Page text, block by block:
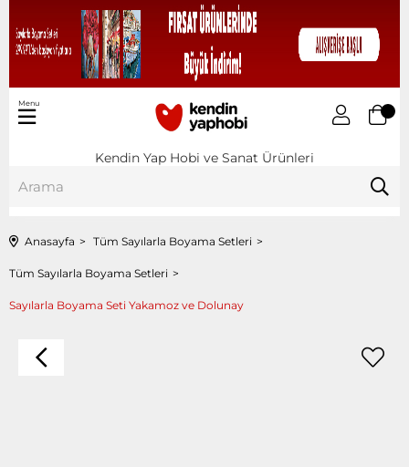
Kendin Yap Hobi ve Sanat Ürünleri
Menu
Anasayfa Tüm Sayılarla Boyama Setleri
Tüm Sayılarla Boyama Setleri
Sayılarla Boyama Seti Yakamoz ve Dolunay